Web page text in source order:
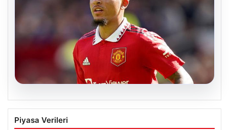
Jadon Sancho’nun İlginç Antrenman
Kararı: Küçük Lig Takımıyla
Piyasa Verileri